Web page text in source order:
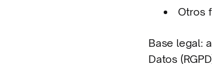
Otros
Base legal:
Datos